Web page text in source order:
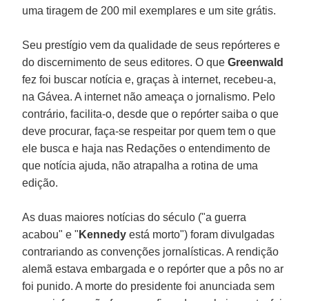
uma tiragem de 200 mil exemplares e um site grátis.
Seu prestígio vem da qualidade de seus repórteres e
do discernimento de seus editores. O queGreenwald
fez foi buscar notícia e, graças à internet, recebeu-a,
na Gávea. A internet não ameaça o jornalismo. Pelo
contrário, facilita-o, desde que o repórter saiba o que
deve procurar, faça-se respeitar por quem tem o que
ele busca e haja nas Redações o entendimento de
que notícia ajuda, não atrapalha a rotina de uma
edição.
As duas maiores notícias do século ("a guerra
acabou" e " Kennedy está morto") foram divulgadas
contrariando as convenções jornalísticas. A rendição
alemã estava embargada e o repórter que a pôs no ar
foi punido. A morte do presidente foi anunciada sem